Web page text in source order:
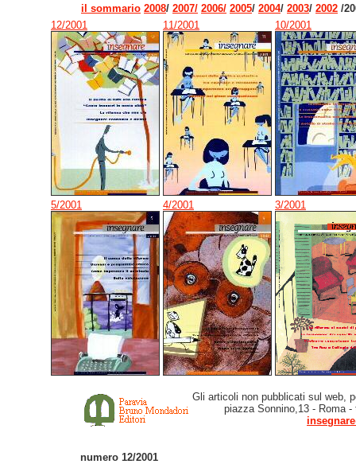
il sommario 2008/ 2007/ 2006/ 2005/ 2004/ 2003/ 2002 /
12/2001
11/2001 10/2001
5/2001 4/2001 3/2001
Gli articoli non pubblicati sul web,
piazza Sonnino,13 - Roma -
numero 12/2001